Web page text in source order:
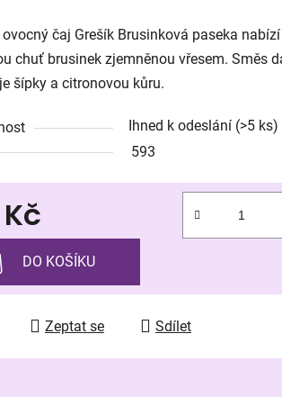
čaj Grešík Brusinková paseka nabízí
chuť brusinek zjemněnou vřesem. Směs
šípky a citronovou kůru.
Ihned k odeslání (>5 ks)
593
cena:
DO KOŠÍKU
Zeptat se Sdílet